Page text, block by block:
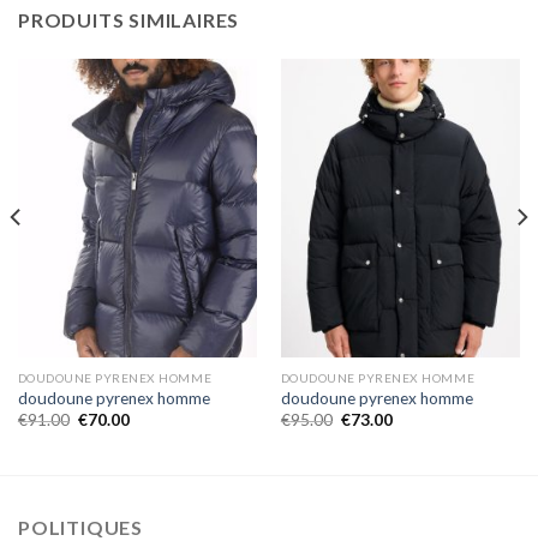
PRODUITS SIMILAIRES
DOUDOUNE PYRENEX HOMME
doudoune pyrenex homme
€91.00 €70.00
DOUDOUNE PYRENEX HOMME
doudoune pyrenex homme
€95.00 €73.00
POLITIQUES